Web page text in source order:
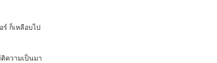
ก็เหลือบไป
ความเป็นมา